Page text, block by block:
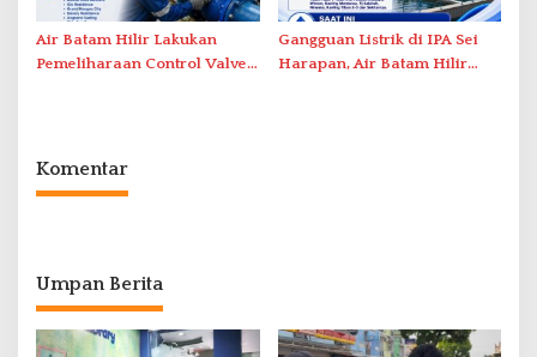
Air Batam Hilir Lakukan
Pemeliharaan Control Valve,
Gangguan Listrik di IPA Sei
Harapan, Air Batam Hilir
Komentar
Umpan Berita